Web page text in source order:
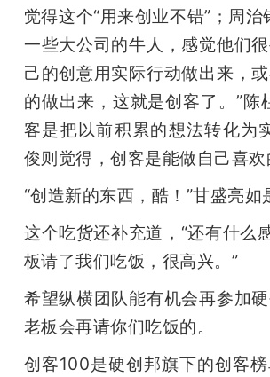
觉得这个“用来创业不错”；周治
一些大公司的牛人，感觉他们
己的创意用实际行动做出来，
的做出来，这就是创客了。”陈
客是把以前积累的想法转化为
俊则觉得，创客是能做自己喜欢
“创造新的东西，酷！”甘盛亮如
这个吃货还补充道，“还有什
板请了我们吃饭，很高兴。”
希望纵横团队能有机会再参加硬
老板会再请你们吃饭的。
创客100是硬创邦旗下的创客